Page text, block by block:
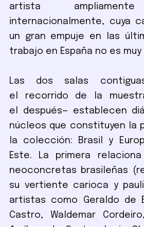
artista
internacionalmente, cuya
un gran empuje en las
trabajo en España no es
Las dos salas
el recorrido de la
el después— establecen
núcleos que constituyen la
la colección: Brasil y
Este. La primera
neoconcretas brasileñas
su vertiente carioca y
artistas como Geraldo de
Castro, Waldemar